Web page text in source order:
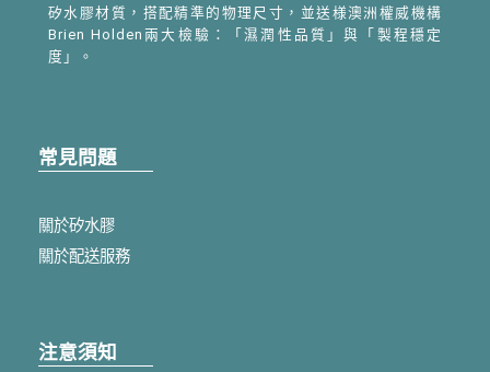
矽水膠材質，搭配精準的物理尺寸，並送様澳洲權威機構
Brien Holden兩大檢驗：「濕潤性品質」與「製程穩定
度」。
常見問題
關於矽水膠
關於配送服務
注意須知